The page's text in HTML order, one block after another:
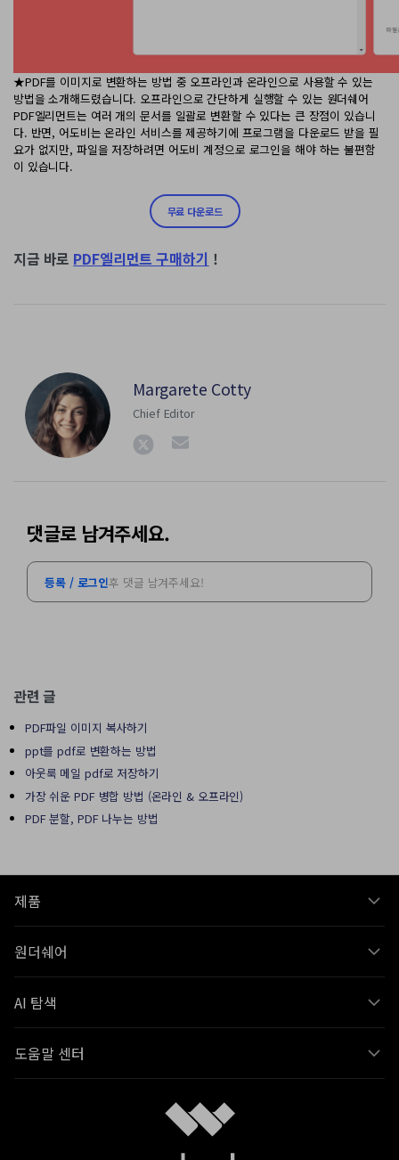
★PDF를 이미지로 변환하는 방법 중 오프라인과 온라인으로 사용할 수 있는
방법을 소개해드렸습니다. 오프라인으로 간단하게 실행할 수 있는 원더쉐어
PDF엘리먼트는 여러 개의 문서를 일괄로 변환할 수 있다는 큰 장점이 있습니
다. 반면, 어도비는 온라인 서비스를 제공하기에 프로그램을 다운로드 받을 필
요가 없지만, 파일을 저장하려면 어도비 계정으로 로그인을 해야 하는 불편함
이 있습니다.
무료 다운로드
지금 바로 PDF엘리먼트 구매하기 !
Margarete Cotty
Chief Editor
댓글로 남겨주세요.
등록 / 로그인후 댓글 남겨주세요!
관련 글
PDF파일 이미지 복사하기
ppt를 pdf로 변환하는 방법
아웃룩 메일 pdf로 저장하기
가장 쉬운 PDF 병합 방법 (온라인 & 오프라인)
PDF 분할, PDF 나누는 방법
제품
원더쉐어
AI 탐색
도움말 센터